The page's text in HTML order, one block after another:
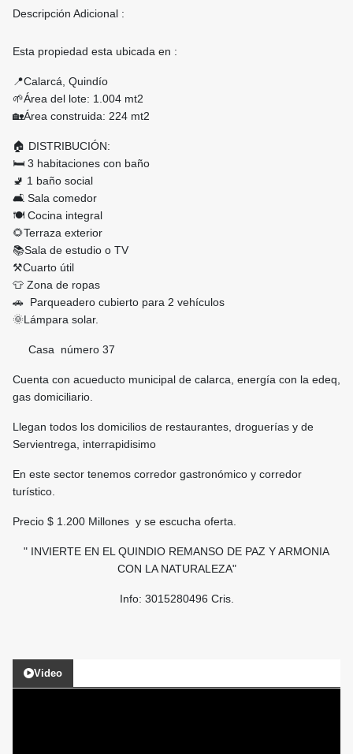
Descripción Adicional :
Esta propiedad esta ubicada en :
📍Calarcá, Quindío
🌱Área del lote: 1.004 mt2
🏡Área construida: 224 mt2
🏠 DISTRIBUCIÓN:
🛏️ 3 habitaciones con baño
🚽 1 baño social
🛋️ Sala comedor
🍽️ Cocina integral
🌻Terraza exterior
📚Sala de estudio o TV
⚒️Cuarto útil
👕 Zona de ropas
🚗 Parqueadero cubierto para 2 vehículos
🌞Lámpara solar.
Casa número 37
Cuenta con acueducto municipal de calarca, energía con la edeq,
gas domiciliario.
Llegan todos los domicilios de restaurantes, droguerías y de
Servientrega, interrapidisimo
En este sector tenemos corredor gastronómico y corredor
turístico.
Precio $ 1.200 Millones y se escucha oferta.
" INVIERTE EN EL QUINDIO REMANSO DE PAZ Y ARMONIA
CON LA NATURALEZA"
Info: 3015280496 Cris.
Video